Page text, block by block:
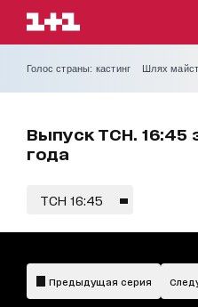
Голос страны: кастинг Шлях
Выпуск ТСН. 16:45
года
ТСН 16:45
Предыдущая серия